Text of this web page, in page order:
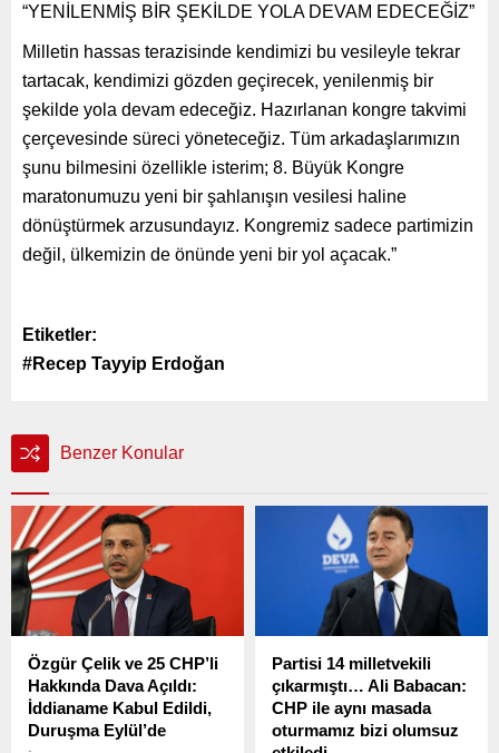
“YENİLENMİŞ BİR ŞEKİLDE YOLA DEVAM EDECEĞİZ”
Milletin hassas terazisinde kendimizi bu vesileyle tekrar
tartacak, kendimizi gözden geçirecek, yenilenmiş bir
şekilde yola devam edeceğiz. Hazırlanan kongre takvimi
çerçevesinde süreci yöneteceğiz. Tüm arkadaşlarımızın
şunu bilmesini özellikle isterim; 8. Büyük Kongre
maratonumuzu yeni bir şahlanışın vesilesi haline
dönüştürmek arzusundayız. Kongremiz sadece partimizin
değil, ülkemizin de önünde yeni bir yol açacak.”
Etiketler:
#Recep Tayyip Erdoğan
Benzer Konular
Özgür Çelik ve 25 CHP’li
Hakkında Dava Açıldı:
İddianame Kabul Edildi,
Duruşma Eylül’de
Partisi 14 milletvekili
çıkarmıştı… Ali Babacan:
CHP ile aynı masada
oturmamız bizi olumsuz